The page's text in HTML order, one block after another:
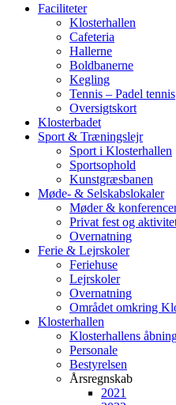
Faciliteter
Klosterhallen
Cafeteria
Hallerne
Boldbanerne
Kegling
Tennis – Padel tennis
Oversigtskort
Klosterbadet
Sport & Træningslejr
Sport i Klosterhallen
Sportsophold
Kunstgræsbanen
Møde- & Selskabslokaler
Møder &
Privat fest og
Overnatning
Ferie & Lejrskoler
Feriehuse
Lejrskoler
Overnatning
Området omkring
Klosterhallen
Klosterhallens
Personale
Bestyrelsen
Årsregnskab
2021